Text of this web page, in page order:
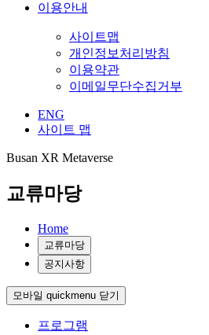
이용안내
사이트맵
개인정보처리방침
이용약관
이메일무단수집거부
ENG
사이트 맵
Busan XR Metaverse
교류마당
Home
교류마당
공지사항
모바일 quickmenu 닫기
프로그램